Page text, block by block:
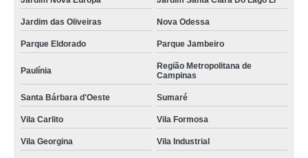
Jardim das Oliveiras Nova Odessa
Parque Eldorado Parque Jambeiro
Paulínia
Região Metropolitana de
Campinas
Santa Bárbara d'Oeste Sumaré
Vila Carlito Vila Formosa
Vila Georgina Vila Industrial